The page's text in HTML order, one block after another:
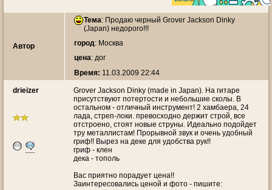
Автор
Тема: Продаю черный Grover Jackson Dinky
(Japan) недорого!!!
город: Москва
цена: дог
Время: 11.03.2009 22:44
drieizer
Grover Jackson Dinky (made in Japan). На гитаре
присутствуют потертости и небольшие сколы. В
остальном - отличный инструмент! 2 хамбаера, 24
лада, стреп-локи. превосходно держит строй, все
отстроено, стоят новые струны. Идеально подойдет
тру металлистам! Прорывной звук и очень удобный
гриф!! Вырез на деке для удобства рук!!
гриф - клен
дека - тополь
Вас приятно порадует цена!!
Заинтересовались ценой и фото - пишите: